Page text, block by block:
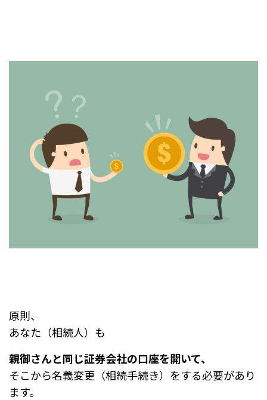
原則、
あなた（相続人）も
親御さんと同じ証券会社の口座を開いて、
そこから名義変更（相続手続き）をする必要があり
ます。